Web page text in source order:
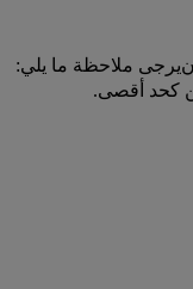
يرجى ملاحظة ما يلي:
كحد أقصى.